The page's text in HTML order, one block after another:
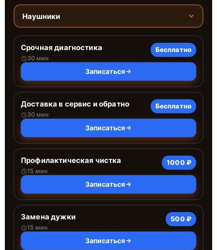
Наушники
Срочная диагностика
30 мин
Бесплатно
Записаться
Доставка в сервис и обратно
30 мин
Бесплатно
Записаться
Профилактическая чистка
15 мин
1000 ₽
Записаться
Замена дужки
15 мин
500 ₽
Записаться